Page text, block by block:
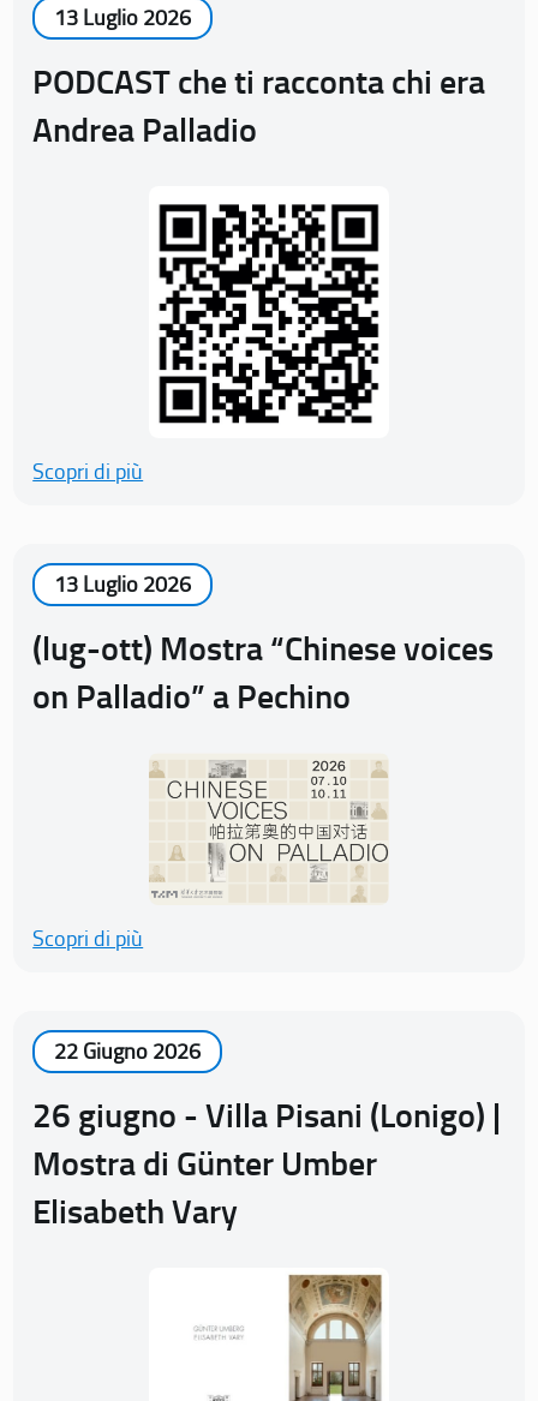
13 Luglio 2026
PODCAST che ti racconta chi era
Andrea Palladio
Scopri di più
13 Luglio 2026
(lug-ott) Mostra “Chinese voices
on Palladio” a Pechino
Scopri di più
22 Giugno 2026
26 giugno - Villa Pisani (Lonigo) |
Mostra di Günter Umber
Elisabeth Vary